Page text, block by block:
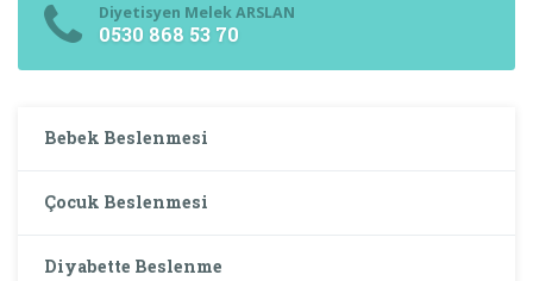
Diyetisyen Melek ARSLAN
0530 868 53 70
Bebek Beslenmesi
Çocuk Beslenmesi
Diyabette Beslenme